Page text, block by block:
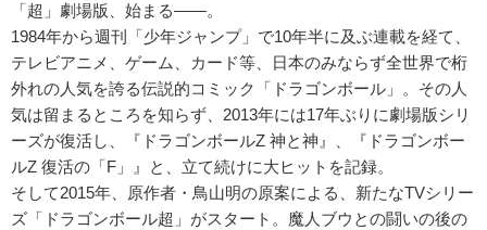
「超」劇場版、始まる――。
1984年から週刊「少年ジャンプ」で10年半に及ぶ連載を経て、
テレビアニメ、ゲーム、カード等、日本のみならず全世界で桁
外れの人気を誇る伝説的コミック「ドラゴンボール」。その人
気は留まるところを知らず、2013年には17年ぶりに劇場版シリ
ーズが復活し、『ドラゴンボールZ 神と神』、『ドラゴンボー
ルZ 復活の「F」』と、立て続けに大ヒットを記録。
そして2015年、原作者・鳥山明の原案による、新たなTVシリー
ズ「ドラゴンボール超」がスタート。魔人ブウとの闘いの後の